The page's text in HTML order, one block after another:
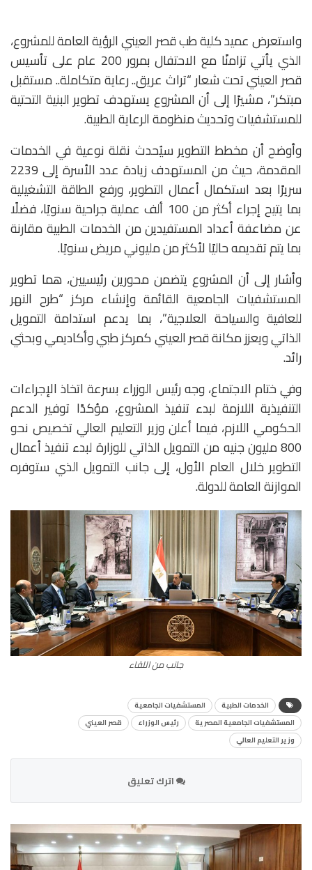
واستعرض عميد كلية طب قصر العيني الرؤية العامة للمشروع،
الذي يأتي تزامنًا مع الاحتفال بمرور 200 عام على تأسيس
قصر العيني تحت شعار “تراث عريق.. رعاية متكاملة.. مستقبل
مبتكر”، مشيرًا إلى أن المشروع يستهدف تطوير البنية التحتية
للمستشفيات وتحديث منظومة الرعاية الطبية.
وأوضح أن مخطط التطوير سيُحدث نقلة نوعية في الخدمات
المقدمة، حيث من المستهدف زيادة عدد الأسرة إلى 2239
سريرًا بعد استكمال أعمال التطوير، ورفع الطاقة التشغيلية
بما يتيح إجراء أكثر من 100 ألف عملية جراحية سنويًا، فضلًا
عن مضاعفة أعداد المستفيدين من الخدمات الطبية مقارنة
بما يتم تقديمه حاليًا لأكثر من مليوني مريض سنويًا.
وأشار إلى أن المشروع يتضمن محورين رئيسيين، هما تطوير
المستشفيات الجامعية القائمة وإنشاء مركز “طرح النهر
للعافية والسياحة العلاجية”، بما يدعم استدامة التمويل
الذاتي ويعزز مكانة قصر العيني كمركز طبي وأكاديمي وبحثي
رائد.
وفي ختام الاجتماع، وجه رئيس الوزراء بسرعة اتخاذ الإجراءات
التنفيذية اللازمة لبدء تنفيذ المشروع، مؤكدًا توفير الدعم
الحكومي اللازم، فيما أعلن وزير التعليم العالي تخصيص نحو
800 مليون جنيه من التمويل الذاتي للوزارة لبدء تنفيذ أعمال
التطوير خلال العام الأول، إلى جانب التمويل الذي ستوفره
الموازنة العامة للدولة.
جانب من اللقاء
الخدمات الطبية
المستشفيات الجامعية
المستشفيات الجامعية المصرية
رئيس الوزراء
قصر العيني
وزير التعليم العالي
اترك تعليق